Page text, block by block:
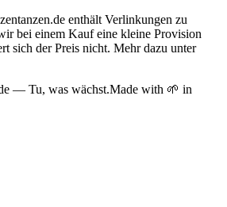
enthält Verlinkungen zu
bei einem Kauf eine kleine Provision
sich der Preis nicht. Mehr dazu unter
— Tu, was wächst.Made with 🌱 in